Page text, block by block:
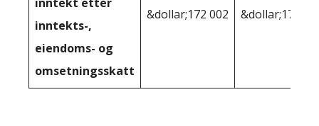
inntekts-,
eiendoms- og
omsetningsskatt
&dollar;172 002